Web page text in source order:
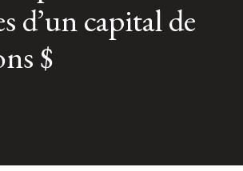
d’Osler
d’un capital de
$